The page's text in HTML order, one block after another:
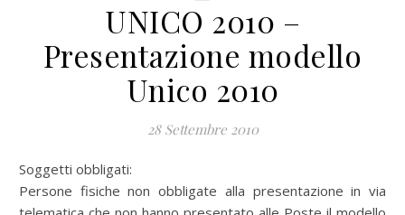
UNICO 2010 –
Presentazione modello
Unico 2010
28 Settembre 2010
Soggetti obbligati:
Persone fisiche non obbligate alla presentazione in via